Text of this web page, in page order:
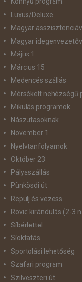
Luxus/Deluxe
Magyar
Magyar
Május 1
Március 15
Medencés szállás
Mérsékelt nehézségű
Mikulás programok
Nászutasoknak
November 1
Nyelvtanfolyamok
Október 23
Pályaszállás
Pünkösdi út
Repülj és vezess
Rövid kirándulás (2-3
Síbérlettel
Síoktatás
Sportolási lehetőség
Szafari program
Szilveszteri út